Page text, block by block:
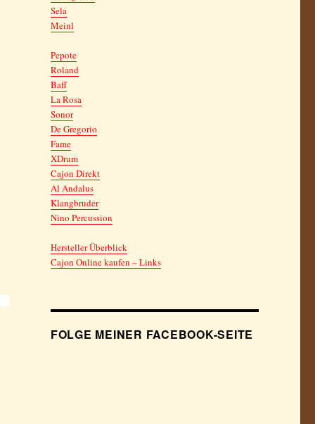
Sela
Meinl
Pepote
Roland
Baff
La Rosa
Sonor
De Gregorio
Fame
XDrum
Cajon Direkt
Al Andalus
Klangbruder
Nino Percussion
Hersteller Überblick
Cajon Online kaufen – Links
FOLGE MEINER FACEBOOK-SEITE